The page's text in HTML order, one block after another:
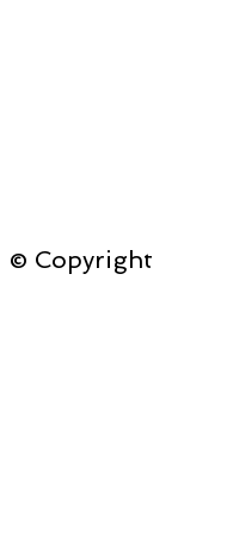
© Copyright